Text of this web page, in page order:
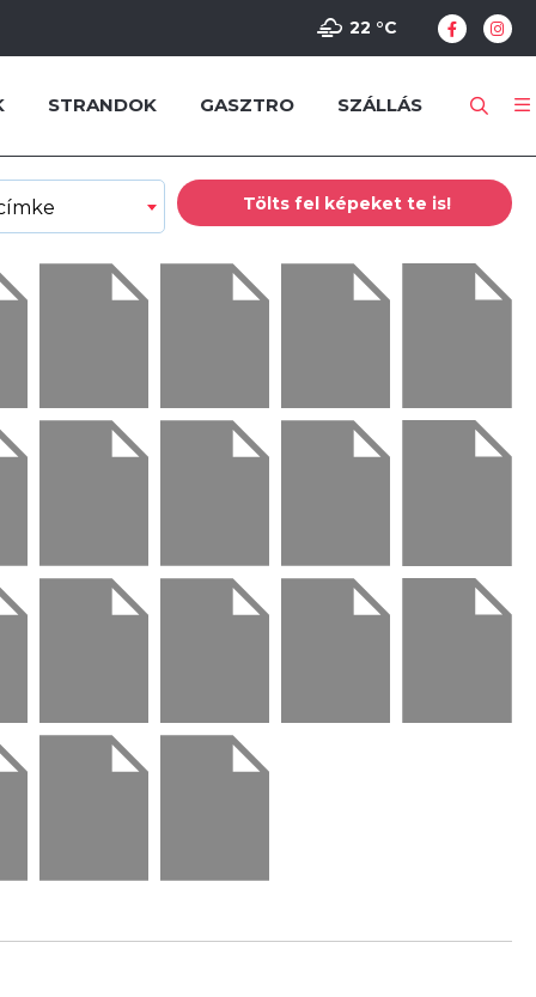
22 °C
STRANDOK GASZTRO SZÁLLÁS
Tölts fel képeket te is!